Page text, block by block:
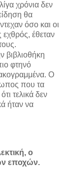
χρόνια δεν
θα
όσο και οι
εχθρός, έθεταν
βιβλιοθήκη
φτηνό
Ο
που τα
τελικά δεν
ήταν να
ο
εποχών.